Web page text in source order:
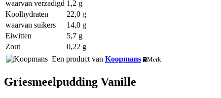
waarvan verzadigd 1,2 g
Koolhydraten
22,0 g
waarvan suikers
14,0 g
Eiwitten
5,7 g
Zout
0,22 g
Een product van Koopmans Merk
Griesmeelpudding Vanille